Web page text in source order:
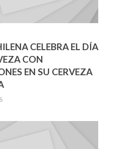
CELEBRA EL DÍA
CON
EN SU CERVEZA